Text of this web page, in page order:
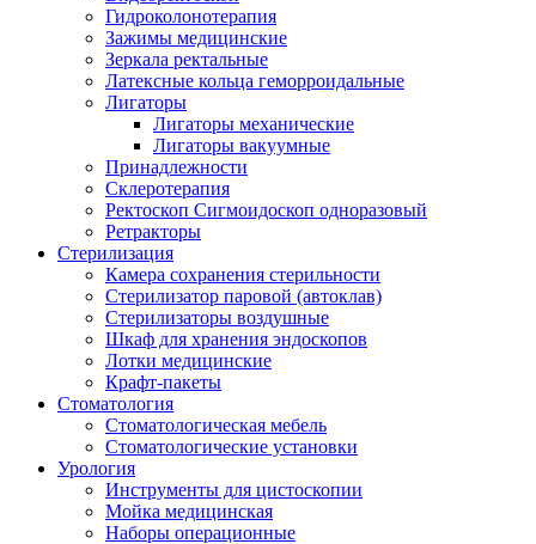
Гидроколонотерапия
Зажимы медицинские
Зеркала ректальные
Латексные кольца геморроидальные
Лигаторы
Лигаторы механические
Лигаторы вакуумные
Принадлежности
Склеротерапия
Ректоскоп Сигмоидоскоп одноразовый
Ретракторы
Стерилизация
Камера сохранения стерильности
Стерилизатор паровой (автоклав)
Стерилизаторы воздушные
Шкаф для хранения эндоскопов
Лотки медицинские
Крафт-пакеты
Стоматология
Стоматологическая мебель
Стоматологические установки
Урология
Инструменты для цистоскопии
Мойка медицинская
Наборы операционные